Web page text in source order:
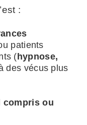
:
patients
( hypnose,
des vécus plus
compris ou